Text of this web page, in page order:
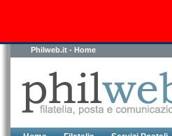
Philweb.it - Home